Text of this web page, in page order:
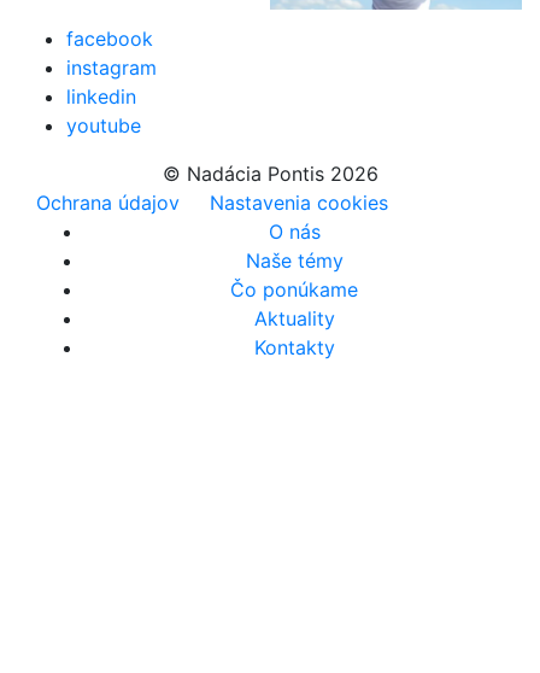
facebook
instagram
linkedin
youtube
© Nadácia Pontis 2026
Ochrana údajov
Nastavenia cookies
O nás
Naše témy
Čo ponúkame
Aktuality
Kontakty